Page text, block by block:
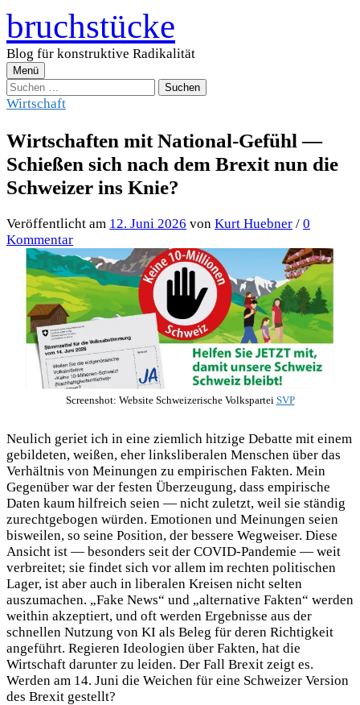
Zum
Inhalt
überspringen
bruchstücke
Blog für konstruktive Radikalität
Menü
Suchen
nach:
Wirtschaft
Wirtschaften mit National-Gefühl —
Schießen sich nach dem Brexit nun die
Schweizer ins Knie?
Veröffentlicht am 12. Juni 2026 von Kurt Huebner / 0
Kommentar
Screenshot: Website Schweizerische Volkspartei SVP
Neulich geriet ich in eine ziemlich hitzige Debatte mit einem
gebildeten, weißen, eher linksliberalen Menschen über das
Verhältnis von Meinungen zu empirischen Fakten. Mein
Gegenüber war der festen Überzeugung, dass empirische
Daten kaum hilfreich seien — nicht zuletzt, weil sie ständig
zurechtgebogen würden. Emotionen und Meinungen seien
bisweilen, so seine Position, der bessere Wegweiser. Diese
Ansicht ist — besonders seit der COVID-Pandemie — weit
verbreitet; sie findet sich vor allem im rechten politischen
Lager, ist aber auch in liberalen Kreisen nicht selten
auszumachen. „Fake News“ und „alternative Fakten“ werden
weithin akzeptiert, und oft werden Ergebnisse aus der
schnellen Nutzung von KI als Beleg für deren Richtigkeit
angeführt. Regieren Ideologien über Fakten, hat die
Wirtschaft darunter zu leiden. Der Fall Brexit zeigt es.
Werden am 14. Juni die Weichen für eine Schweizer Version
des Brexit gestellt?